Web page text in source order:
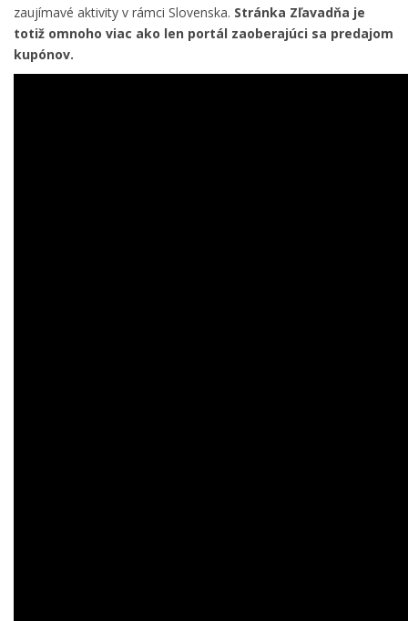
zaujímavé aktivity v rámci Slovenska. Stránka Zľavadňa je
totiž omnoho viac ako len portál zaoberajúci sa predajom
kupónov.